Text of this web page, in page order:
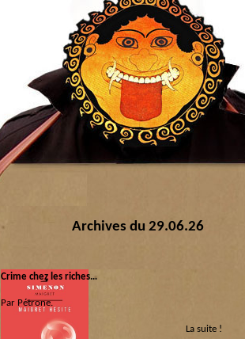
Archives du 29.06.26
Crime chez les riches…
Par Pétrone.
La suite !